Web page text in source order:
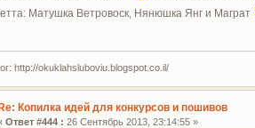
Матушка Ветровоск, Нянюшка Янг и Маграт
http://okuklahsluboviu.blogspot.co.il/
Re: Копилка идей для конкурсов и пошивов
Ответ #444 : 26 Сентябрь 2013, 23:14:55 »